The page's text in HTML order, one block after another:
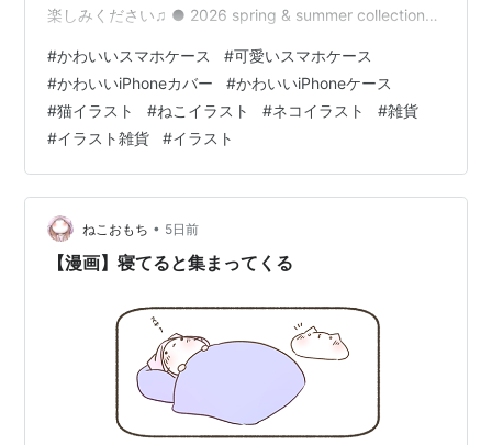
楽しみください♫ ● 2026 spring & summer collection
色【 iPhone 専用スマホケース 】flying cats
https://www.heaven.jpn.com/items/151781444 ● 透明
【 …
#かわいいスマホケース #可愛いスマホケース
#かわいいiPhoneカバー #かわいいiPhoneケース
#猫イラスト #ねこイラスト #ネコイラスト #雑貨
#イラスト雑貨 #イラスト
ねこおもち • 5日前
【漫画】寝てると集まってくる